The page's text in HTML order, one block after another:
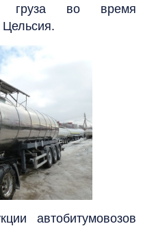
груза во время
Цельсия.
автобитумовозов